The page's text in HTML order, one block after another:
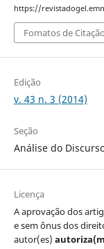
https://
Fomatos de Citação
Edição
v. 43 n. 3 (2014)
Seção
Análise do
Licença
A aprovação dos
e sem ônus dos
autor(es)